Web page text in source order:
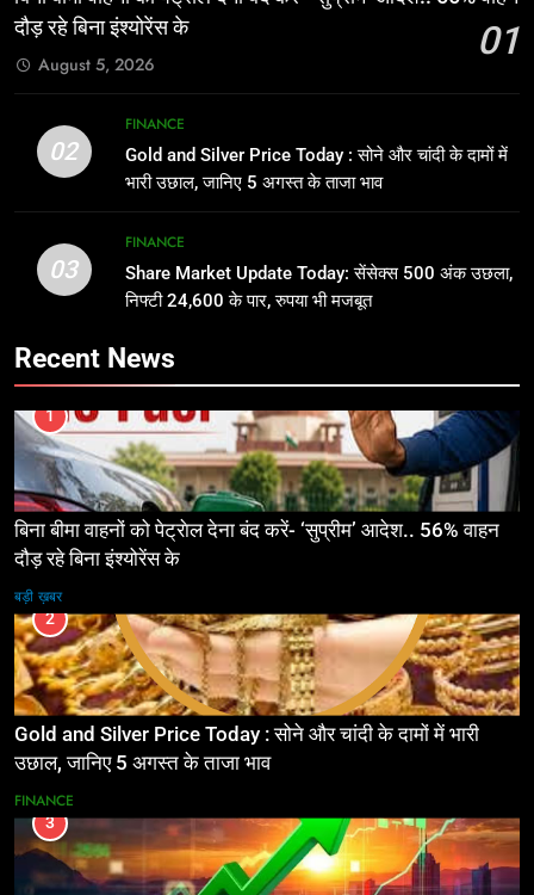
दौड़ रहे बिना इंश्योरेंस के
01
August 5, 2026
02
FINANCE
Gold and Silver Price Today : सोने और चांदी के दामों में
भारी उछाल, जानिए 5 अगस्त के ताजा भाव
03
FINANCE
Share Market Update Today: सेंसेक्स 500 अंक उछला,
निफ्टी 24,600 के पार, रुपया भी मजबूत
Recent News
1
बिना बीमा वाहनों को पेट्राेल देना बंद करें- ‘सुप्रीम’ आदेश.. 56% वाहन
दौड़ रहे बिना इंश्योरेंस के
बड़ी ख़बर
2
Gold and Silver Price Today : सोने और चांदी के दामों में भारी
उछाल, जानिए 5 अगस्त के ताजा भाव
FINANCE
3